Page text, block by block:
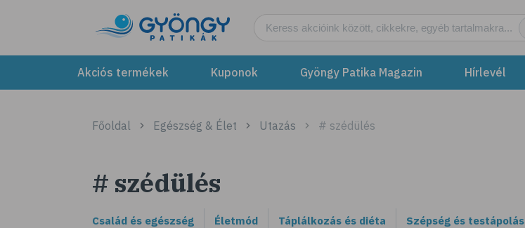
Akciós termékek Kuponok Gyöngy Patika Magazin Hírlevél
Főoldal Egészség & Élet Utazás # szédülés
# szédülés
Család és egészség Életmód Táplálkozás és diéta Szépség és testápolás